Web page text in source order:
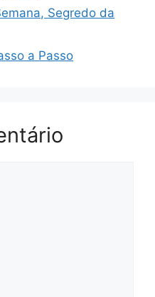
Segredo da
a Passo